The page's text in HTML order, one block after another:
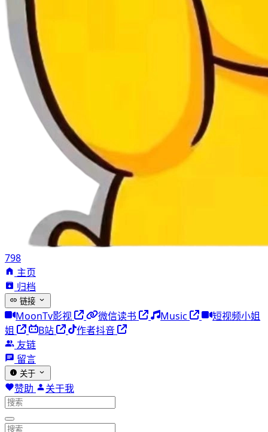
798
主页
归档
链接
MoonTv影视 微信读书 Music
短视频小姐
姐
B站
作者抖音
友链
留言
关于
赞助 关于我